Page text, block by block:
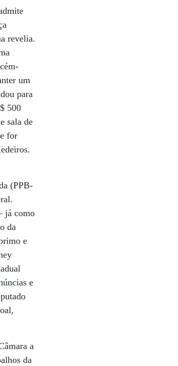
revelia.
um
para
500
sala de
for
(PPB-
já como
da
e
e
a
da